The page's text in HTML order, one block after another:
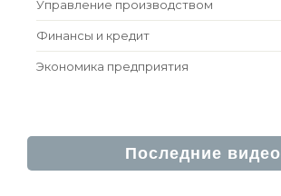
Управление производством
Финансы и кредит
Экономика предприятия
Последние видео